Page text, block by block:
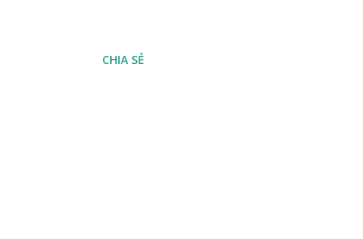
CHIA SẺ